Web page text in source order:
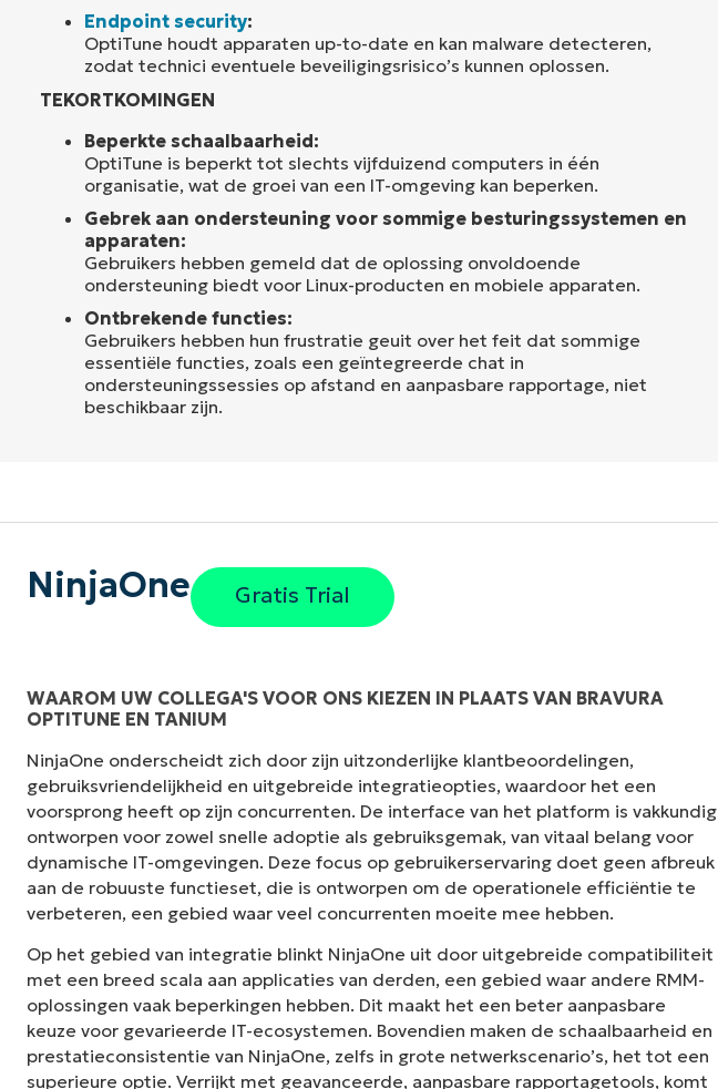
Endpoint security:
OptiTune houdt apparaten up-to-date en kan malware detecteren,
zodat technici eventuele beveiligingsrisico’s kunnen oplossen.
TEKORTKOMINGEN
Beperkte schaalbaarheid:
OptiTune is beperkt tot slechts vijfduizend computers in één
organisatie, wat de groei van een IT-omgeving kan beperken.
Gebrek aan ondersteuning voor sommige besturingssystemen en
apparaten:
Gebruikers hebben gemeld dat de oplossing onvoldoende
ondersteuning biedt voor Linux-producten en mobiele apparaten.
Ontbrekende functies:
Gebruikers hebben hun frustratie geuit over het feit dat sommige
essentiële functies, zoals een geïntegreerde chat in
ondersteuningssessies op afstand en aanpasbare rapportage, niet
beschikbaar zijn.
NinjaOne Gratis Trial
WAAROM UW COLLEGA'S VOOR ONS KIEZEN IN PLAATS VAN BRAVURA
OPTITUNE EN TANIUM
NinjaOne onderscheidt zich door zijn uitzonderlijke klantbeoordelingen,
gebruiksvriendelijkheid en uitgebreide integratieopties, waardoor het een
voorsprong heeft op zijn concurrenten. De interface van het platform is vakkundig
ontworpen voor zowel snelle adoptie als gebruiksgemak, van vitaal belang voor
dynamische IT-omgevingen. Deze focus op gebruikerservaring doet geen afbreuk
aan de robuuste functieset, die is ontworpen om de operationele efficiëntie te
verbeteren, een gebied waar veel concurrenten moeite mee hebben.
Op het gebied van integratie blinkt NinjaOne uit door uitgebreide compatibiliteit
met een breed scala aan applicaties van derden, een gebied waar andere RMM-
oplossingen vaak beperkingen hebben. Dit maakt het een beter aanpasbare
keuze voor gevarieerde IT-ecosystemen. Bovendien maken de schaalbaarheid en
prestatieconsistentie van NinjaOne, zelfs in grote netwerkscenario’s, het tot een
superieure optie. Verrijkt met geavanceerde, aanpasbare rapportagetools, komt
"NinjaOne is ongelofelijk gebruiksvriendelijk en combineert een vloeiende
interface met krachtige back-end functies. Er is geen ingewikkelde
installatie of moeilijk te beheren interface. Alle opties en hulpmiddelen zijn
duidelijk gelabeld, gemakkelijk te begrijpen en de interface is... gemakkelijk
te navigeren."
Ryan Reiffenberger
Reiffenberger.NET Technologie Oplossingen